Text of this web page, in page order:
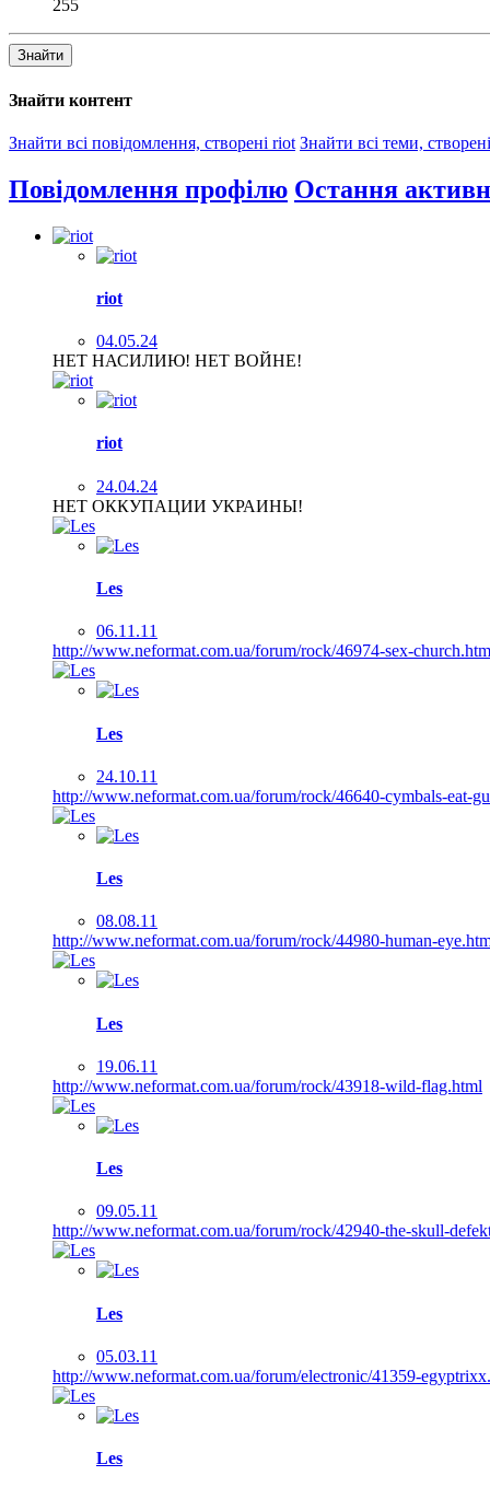
255
Знайти
Знайти контент
Знайти всі повідомлення, створені riot Знайти всі теми,
Повідомлення профілю Остання
riot
04.05.24
НЕТ НАСИЛИЮ! НЕТ ВОЙНЕ!
riot
24.04.24
НЕТ ОККУПАЦИИ УКРАИНЫ!
Les
06.11.11
http://www.neformat.com.ua/forum/rock/46974-sex-
Les
24.10.11
http://www.neformat.com.ua/forum/rock/46640-cymbals-eat-
Les
08.08.11
http://www.neformat.com.ua/forum/rock/44980-human-
Les
19.06.11
http://www.neformat.com.ua/forum/rock/43918-wild-flag.html
Les
09.05.11
http://www.neformat.com.ua/forum/rock/42940-the-skull-
Les
05.03.11
http://www.neformat.com.ua/forum/electronic/41359-
Les